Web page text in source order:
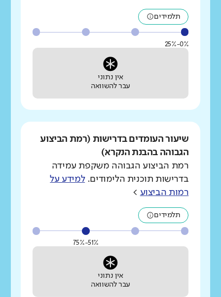
תלמידים
0%-25%
אין נתוני
עבר להשוואה
שיעור העומדים בדרישות (רמת הביצוע
הגבוהה בהבנת הנקרא)
רמת הביצוע הגבוהה משקפת עמידה
בדרישות תוכנית הלימודים.למידע על
רמות הביצוע >
תלמידים
51%-75%
אין נתוני
עבר להשוואה